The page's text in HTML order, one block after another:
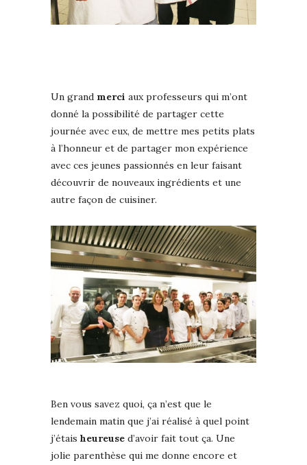
Un grand merci aux professeurs qui m’ont
donné la possibilité de partager cette
journée avec eux, de mettre mes petits plats
à l’honneur et de partager mon expérience
avec ces jeunes passionnés en leur faisant
découvrir de nouveaux ingrédients et une
autre façon de cuisiner.
Ben vous savez quoi, ça n’est que le
lendemain matin que j’ai réalisé à quel point
j’étais heureuse d’avoir fait tout ça. Une
jolie parenthèse qui me donne encore et